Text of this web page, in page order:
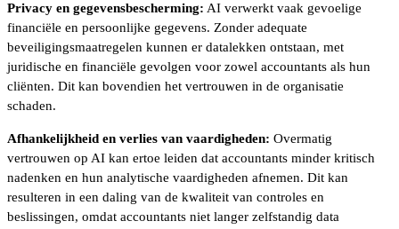
Privacy en gegevensbescherming: AI verwerkt vaak gevoelige
financiële en persoonlijke gegevens. Zonder adequate
beveiligingsmaatregelen kunnen er datalekken ontstaan, met
juridische en financiële gevolgen voor zowel accountants als hun
cliënten. Dit kan bovendien het vertrouwen in de organisatie
schaden.
Afhankelijkheid en verlies van vaardigheden: Overmatig
vertrouwen op AI kan ertoe leiden dat accountants minder kritisch
nadenken en hun analytische vaardigheden afnemen. Dit kan
resulteren in een daling van de kwaliteit van controles en
beslissingen, omdat accountants niet langer zelfstandig data